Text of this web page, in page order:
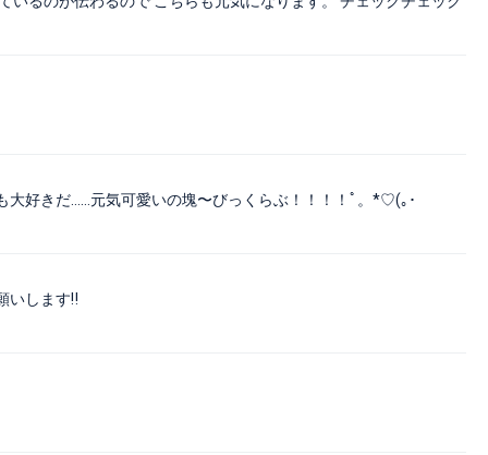
大好きだ……元気可愛いの塊〜びっくらぶ！！！！ﾟ。*♡(｡･
いします‼️